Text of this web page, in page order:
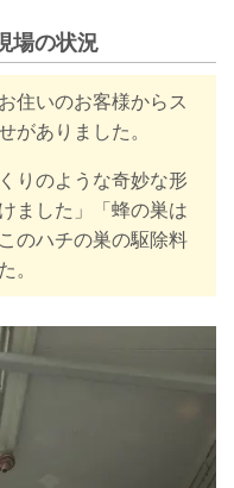
場の状況
住いのお客様からス
がありました。
りのような奇妙な形
ました」「蜂の巣は
のハチの巣の駆除料
。